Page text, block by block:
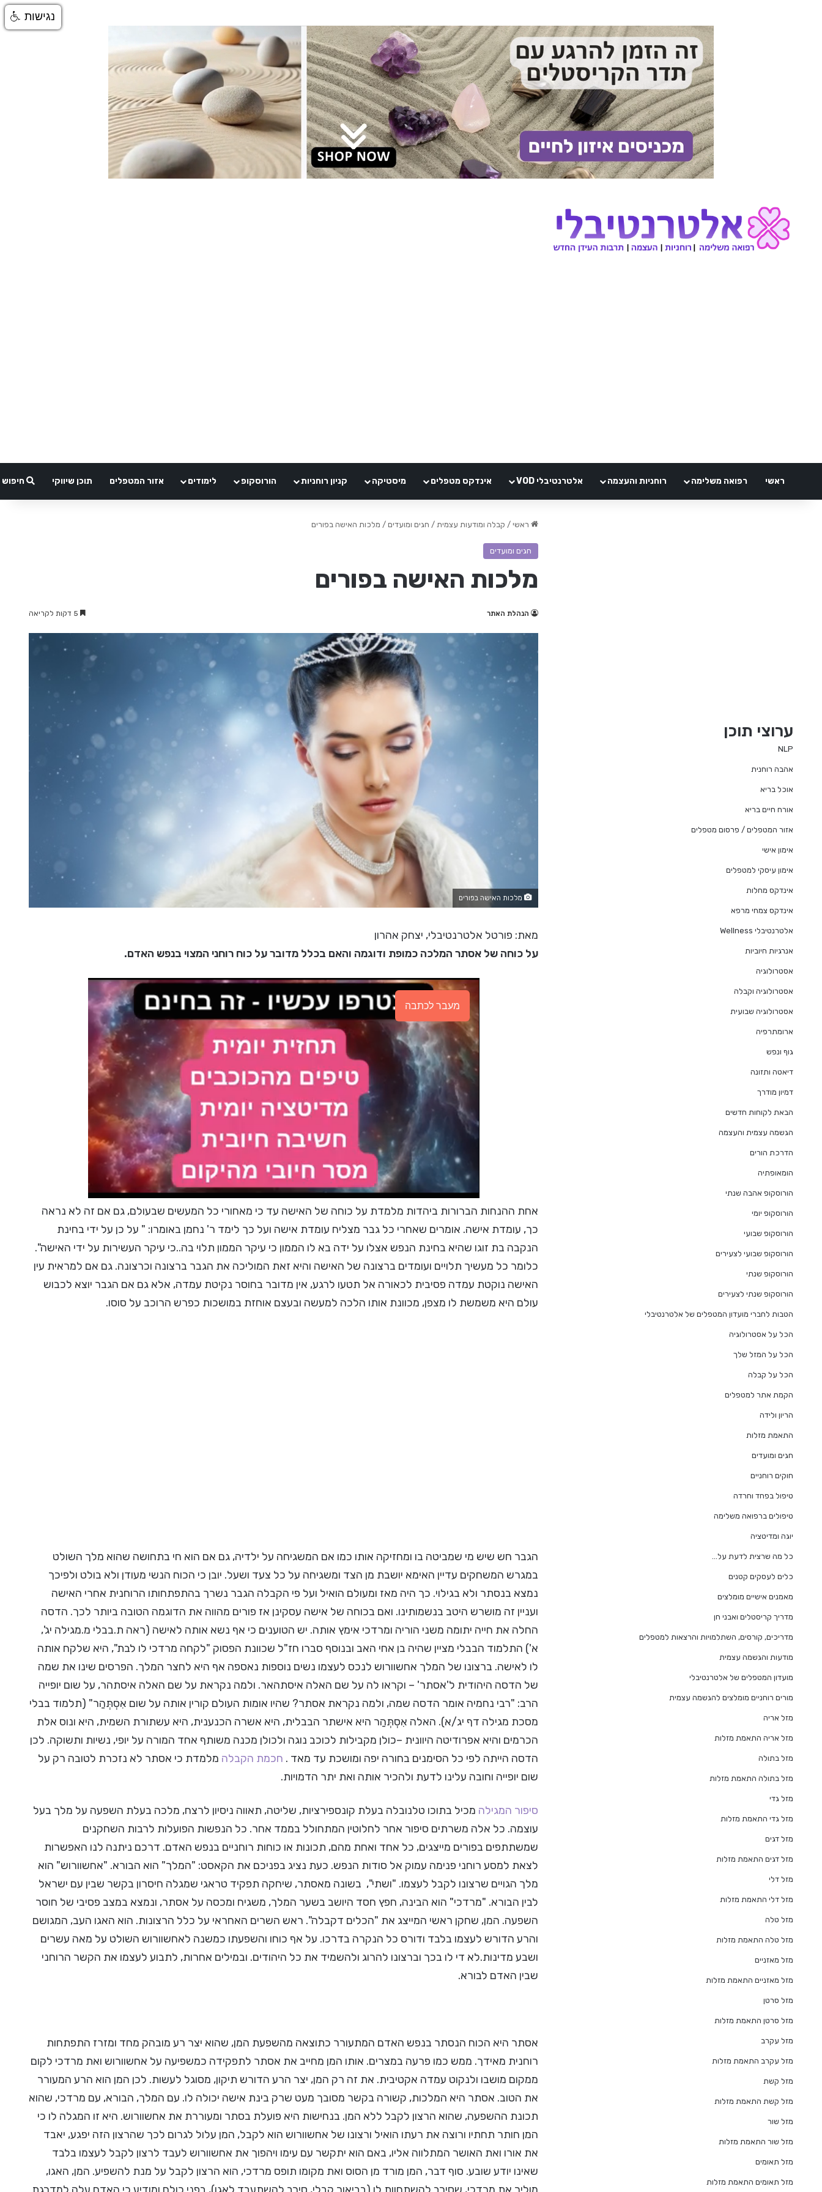
ראשי רפואה משלימה רוחניות והעצמה אלטרנטיבלי VOD אינדקס מטפלים מיסטיקה קניון רוחניות הורוסקופ לימודים אזור המטפלים תוכן שיווקי חיפוש
ראשי / קבלה ומודעות עצמית / חגים ומועדים / מלכות האישה בפורים
חגים ומועדים
מלכות האישה בפורים
הנהלת האתר
מלכות האישה בפורים
מאת: פורטל אלטרנטיבלי, יצחק אהרון
על כוחה של אסתר המלכה כמופת ודוגמה והאם בכלל מדובר על כוח רוחני המצוי בנפש האדם.
מעבר לכתבה
אחת ההנחות הברורות ביהדות מלמדת על כוחה של האישה עד כי מאחורי כל המעשים שבעולם, גם אם זה לא נראה
כך, עומדת אישה. אומרים שאחרי כל גבר מצליח עומדת אישה ועל כך לימד ר' נחמן באומרו: " על כן על ידי בחינת
הנקבה בת זוגו שהיא בחינת הנפש אצלו על ידה בא לו הממון כי עיקר הממון תלוי בה..כי עיקר העשירות על ידי האישה".
כלומר כל מעשיך תלויים ועומדים ברצונה של האישה והיא זאת המוליכה את הגבר ברצונה וכרצונה. גם אם למראית עין
האישה נוקטת עמדה פסיבית לכאורה אל תטעו לרגע, אין מדובר בחוסר נקיטת עמדה, אלא גם אם הגבר יוצא לכבוש
עולם היא משמשת לו מצפן, מכוונת אותו הלכה למעשה ובעצם אוחזת במושכות כפרש הרוכב על סוסו.
הגבר חש שיש מי שמביטה בו ומחזיקה אותו כמו אם המשגיחה על ילדיה, גם אם הוא חי בתחושה שהוא מלך השולט
במגרש המשחקים עדיין האימא יושבת מן הצד ומשגיחה על כל צעד ושעל. יובן כי הכוח הנשי מעודן ולא בולט ולפיכך
נמצא בנסתר ולא בגילוי. כך היה מאז ומעולם הואיל ועל פי הקבלה הגבר נשרך בהתפתחותו הרוחנית אחרי האישה
ועניין זה מושרש היטב בנשמותינו. ואם בכוחה של אישה עסקינן אז פורים מהווה את הדוגמה הטובה ביותר לכך. הדסה
החלה את חייה יתומה משני הוריה ומרדכי אימץ אותה. יש הטוענים כי אף נשא אותה לאישה (ראה ת.בבלי מ.מגילה יג',
א') התלמוד הבבלי מציין שהיה בן אחי האב ובנוסף סברו חז"ל שכוונת הפסוק "לקחה מרדכי לו לבת", היא שלקח אותה
לו לאישה. ברצונו של המלך אחשוורוש לנכס לעצמו נשים נוספות נאספה אף היא לחצר המלך. הפרסים שינו את שמה
של הדסה היהודית ל'אסתר' – וקראו לה על שם האלה איסתהאר. ולמה נקראת על שם האלה איסתהר, על שום יופייה
הרב: "רבי נחמיה אומר הדסה שמה, ולמה נקראת אסתר? שהיו אומות העולם קורין אותה על שום אִסְתְּהַר" (תלמוד בבלי
מסכת מגילה דף יג/א). האלה אִסְתְּהַר היא אישתר הבבלית, היא אשרה הכנענית, היא עשתורת השמית, היא ונוס אלת
הכרמים והיא אפרודיטה היוונית –כולן מקבילות לכוכב נוגה ולכולן מכנה משותף אחד המורה על יופי, נשיות ותשוקה. לכן
הדסה הייתה לפי כל הסימנים בחורה יפה ומושכת עד מאד . חכמת הקבלה מלמדת כי אסתר לא נזכרת לטובה רק על
שום יופייה וחובה עלינו לדעת ולהכיר אותה ואת יתר הדמויות.
סיפור המגילה מכיל בתוכו טלנובלה בעלת קונספירציות, שליטה, תאווה ניסיון לרצח, מלכה בעלת השפעה על מלך בעל
עוצמה. כל אלה משרתים סיפור אחר לחלוטין המתחולל בממד אחר. כל הנפשות הפועלות לרבות השחקנים
שמשתתפים בפורים מייצגים, כל אחד ואחת מהם, תכונות או כוחות רוחניים בנפש האדם. דרכם ניתנה לנו האפשרות
לצאת למסע רוחני פנימה עמוק אל סודות הנפש. כעת נציג בפניכם את הקאסט: "המלך" הוא הבורא. "אחשוורוש" הוא
מלך הגויים שרצונו לקבל לעצמו. "ושתי", בשונה מאסתר, שיחקה תפקיד טראגי שמגלה חיסרון בקשר שבין עם ישראל
לבין הבורא. "מרדכי" הוא הבינה, חפץ חסד היושב בשער המלך, משגיח ומכסה על אסתר, ונמצא במצב פסיבי של חוסר
השפעה. המן, שחקן ראשי המייצג את "הכלים דקבלה". ראש השרים האחראי על כלל הרצונות. הוא האגו העב, המגושם
והרע הדורש לעצמו בלבד ודורס כל הנקרה בדרכו. על אף כוחו והשפעתו כמשנה לאחשוורוש השולט על מאה עשרים
ושבע מדינות.לא די לו בכך וברצונו להרוג ולהשמיד את כל היהודים. ובמילים אחרות, לתבוע לעצמו את הקשר הרוחני
שבין האדם לבורא.
אסתר היא הכוח הנסתר בנפש האדם המתעורר כתוצאה מהשפעת המן, שהוא יצר רע מובהק מחד ומזרז התפתחות
רוחנית מאידך. ממש כמו פרעה במצרים. אותו המן מחייב את אסתר לתפקידה כמשפיעה על אחשוורוש ואת מרדכי לקום
ממקום מושבו ולנקוט עמדה אקטיבית. את זה רק המן, יצר הרע הדורש תיקון, מסוגל לעשות. לכן המן הוא הרע המעורר
את הטוב. אסתר היא המלכות, קשורה בקשר מסובך מעט שרק בינת אישה יכולה לו. עם המלך, הבורא, עם מרדכי, שהוא
תכונת ההשפעה, שהוא הרצון לקבל ללא המן. בנחישות היא פועלת בסתר ומעוררת את אחשוורוש. היא זו המגלה לו כי
המן חותר תחתיו ורוצה את רעתו הואיל ורצונו של אחשוורוש הוא לקבל, המן עלול לגרום לכך שהרצון הזה יפגע, יאבד
את אורו ואת האושר המתלווה אליו, באם הוא יתקשר עם עימו ויהפוך את אחשוורוש לעבד לרצון לקבל לעצמו בלבד
שאינו יודע שובע. סוף דבר, המן מורד מן הסוס ואת מקומו תופס מרדכי, הוא הרצון לקבל על מנת להשפיע. המן, האגו,
ערוצי תוכן
NLP
אהבה רוחנית
אוכל בריא
אורח חיים בריא
אזור המטפלים / פרסום מטפלים
אימון אישי
אימון עיסקי למטפלים
אינדקס מחלות
אינדקס צמחי מרפא
אלטרנטיבלי Wellness
אנרגיות חיוביות
אסטרולוגיה
אסטרולוגיה וקבלה
אסטרולוגיה שבועית
ארומתרפיה
גוף ונפש
דיאטה ותזונה
דמיון מודרך
הבאת לקוחות חדשים
הגשמה עצמית והעצמה
הדרכת הורים
הומאופתיה
הורוסקופ אהבה שנתי
הורוסקופ יומי
הורוסקופ שבועי
הורוסקופ שבועי לצעירים
הורוסקופ שנתי
הורוסקופ שנתי לצעירים
הטבות לחברי מועדון המטפלים של אלטרנטיבלי
הכל על אסטרולוגיה
הכל על המזל שלך
הכל על קבלה
הקמת אתר למטפלים
הריון ולידה
התאמת מזלות
חגים ומועדים
חוקים רוחניים
טיפול בפחד וחרדה
טיפולים ברפואה משלימה
יוגה ומדיטציה
כל מה שרצית לדעת על…
כלים לעסקים קטנים
מאמנים אישיים מומלצים
מדריך קריסטלים ואבני חן
מדריכים, קורסים, השתלמויות והרצאות למטפלים
מודעות והגשמה עצמית
מועדון המטפלים של אלטרנטיבלי
מורים רוחניים מומלצים להגשמה עצמית
מזל אריה
מזל אריה התאמת מזלות
מזל בתולה
מזל בתולה התאמת מזלות
מזל גדי
מזל גדי התאמת מזלות
מזל דגים
מזל דגים התאמת מזלות
מזל דלי
מזל דלי התאמת מזלות
מזל טלה
מזל טלה התאמת מזלות
מזל מאזניים
מזל מאזניים התאמת מזלות
מזל סרטן
מזל סרטן התאמת מזלות
מזל עקרב
מזל עקרב התאמת מזלות
מזל קשת
מזל קשת התאמת מזלות
מזל שור
מזל שור התאמת מזלות
מזל תאומים
מזל תאומים התאמת מזלות
נגישות